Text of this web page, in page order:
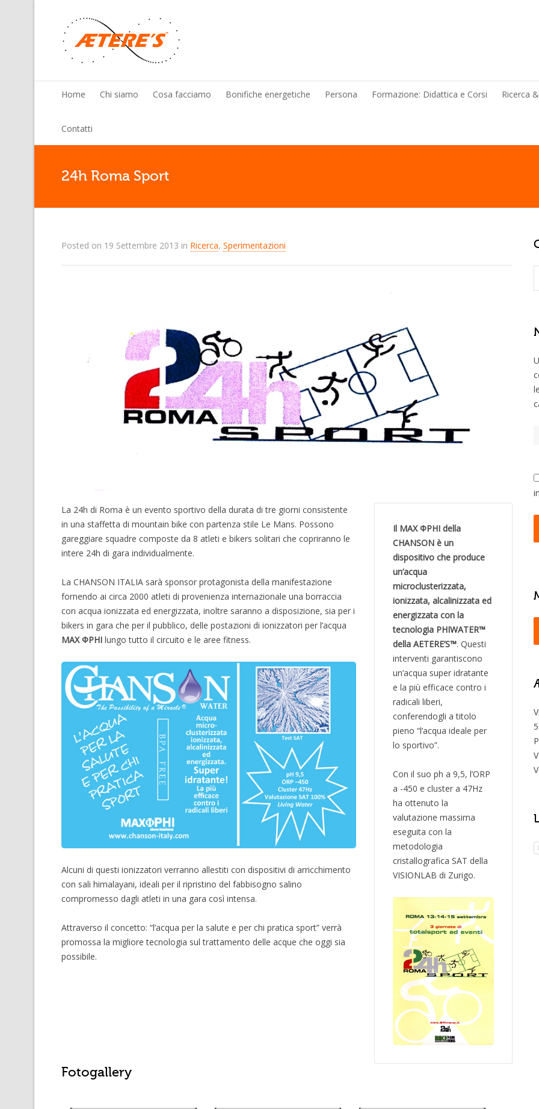
Home Chi siamo Cosa facciamo Bonifiche energetiche Persona Formazione: Didattica e Corsi Ricerca
Contatti
24h Roma Sport
Posted on 19 Settembre 2013 in Ricerca, Sperimentazioni
La 24h di Roma è un evento sportivo della durata di tre giorni consistente
in una staffetta di mountain bike con partenza stile Le Mans. Possono
gareggiare squadre composte da 8 atleti e bikers solitari che copriranno le
intere 24h di gara individualmente.
La CHANSON ITALIA sarà sponsor protagonista della manifestazione
fornendo ai circa 2000 atleti di provenienza internazionale una borraccia
con acqua ionizzata ed energizzata, inoltre saranno a disposizione, sia per i
bikers in gara che per il pubblico, delle postazioni di ionizzatori per l’acqua
MAX ΦPHI lungo tutto il circuito e le aree fitness.
Alcuni di questi ionizzatori verranno allestiti con dispositivi di arricchimento
con sali himalayani, ideali per il ripristino del fabbisogno salino
compromesso dagli atleti in una gara così intensa.
Attraverso il concetto: “l’acqua per la salute e per chi pratica sport” verrà
promossa la migliore tecnologia sul trattamento delle acque che oggi sia
possibile.
Il MAX ΦPHI della
CHANSON è un
dispositivo che produce
un’acqua
microclusterizzata,
ionizzata, alcalinizzata ed
energizzata con la
tecnologia PHIWATER™
della AETERE’S™. Questi
interventi garantiscono
un’acqua super idratante
e la più efficace contro i
radicali liberi,
conferendogli a titolo
pieno “l’acqua ideale per
lo sportivo”.
Con il suo ph a 9,5, l’ORP
a -450 e cluster a 47Hz
ha ottenuto la
valutazione massima
eseguita con la
metodologia
cristallografica SAT della
VISIONLAB di Zurigo.
Fotogallery